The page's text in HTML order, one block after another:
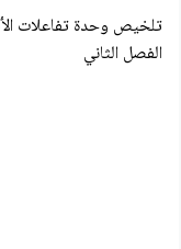
تلخيص وحدة تفاعلات
الفصل الثاني